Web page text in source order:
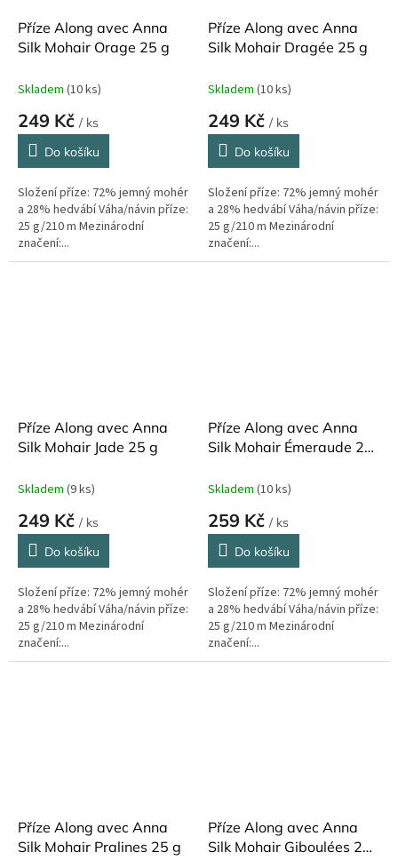
Příze Along avec Anna
Silk Mohair Orage 25 g
Skladem (10 ks)
249 Kč / ks
Do košíku
Složení příze: 72% jemný mohér
a 28% hedvábí Váha/návin příze:
25 g/210 m Mezinárodní
značení:...
Příze Along avec Anna
Silk Mohair Dragée 25 g
Skladem (10 ks)
249 Kč / ks
Do košíku
Složení příze: 72% jemný mohér
a 28% hedvábí Váha/návin příze:
25 g/210 m Mezinárodní
značení:...
Příze Along avec Anna
Silk Mohair Jade 25 g
Skladem (9 ks)
249 Kč / ks
Do košíku
Složení příze: 72% jemný mohér
a 28% hedvábí Váha/návin příze:
25 g/210 m Mezinárodní
značení:...
Příze Along avec Anna
Silk Mohair Émeraude 25
Skladem (10 ks)
259 Kč / ks
Do košíku
Složení příze: 72% jemný mohér
a 28% hedvábí Váha/návin příze:
25 g/210 m Mezinárodní
značení:...
Příze Along avec Anna
Silk Mohair Pralines 25 g
Příze Along avec Anna
Silk Mohair Giboulées 25